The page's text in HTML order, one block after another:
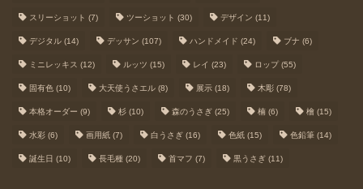
スリーショット (7) ツーショット (30) デザイン (11)
デジタル (14) デッサン (107) ハンドメイド (24) ブナ (6)
ミニレッキス (12) ルッツ (15) レイ (23) ロップ(55)
固有色 (10) 大天使うさエル (8) 展示 (18) 木彫 (78)
本格オーダー (9) 杉 (10) 森のうさぎ (25) 楠 (6) 檜 (15)
水彩 (6) 画用紙 (7) 白うさぎ (16) 色紙 (15) 色鉛筆 (14)
誕生日 (10) 長毛種 (20) 首マフ (7) 黒うさぎ (11)